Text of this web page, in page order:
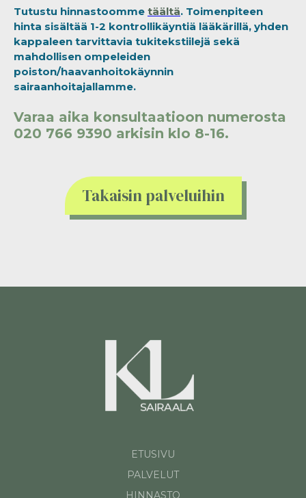
Tutustu hinnastoomme täältä. Toimenpiteen
hinta sisältää 1-2 kontrollikäyntiä lääkärillä, yhden
kappaleen tarvittavia tukitekstiilejä sekä
mahdollisen ompeleiden
poiston/haavanhoitokäynnin
sairaanhoitajallamme.
Varaa aika konsultaatioon numerosta
020 766 9390 arkisin klo 8-16.
Takaisin palveluihin
ETUSIVU
PALVELUT
HINNASTO